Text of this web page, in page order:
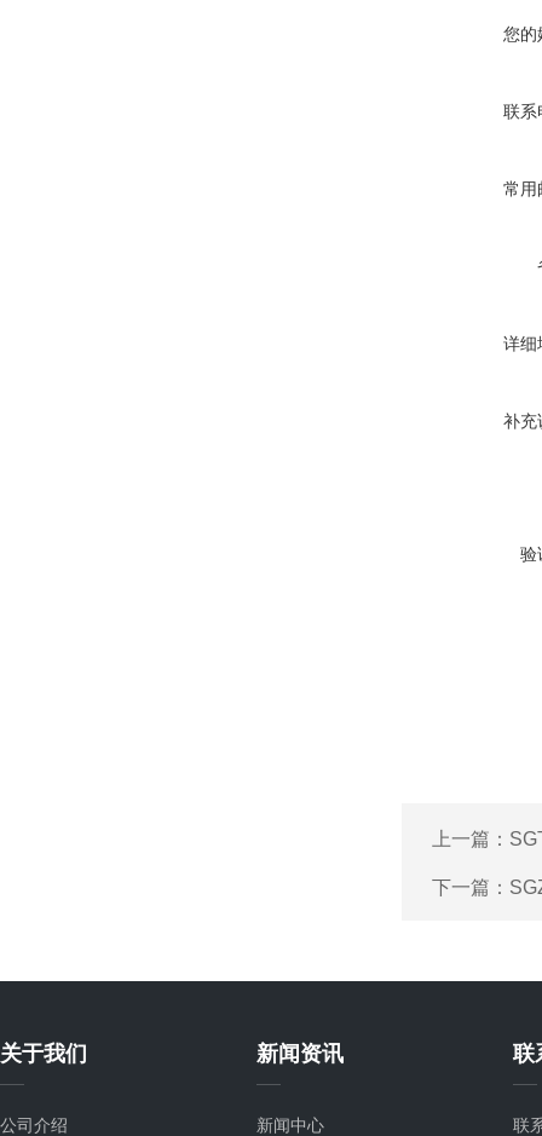
您的
联系
常用
详细
补充
验
上一篇：
下一篇：
关于我们
公司介绍
新闻资讯
新闻中心
联
联